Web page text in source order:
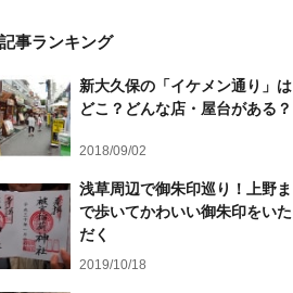
事ランキング
新大久保の「イケメン通り」は
どこ？どんな店・屋台がある？
2018/09/02
浅草周辺で御朱印巡り！上野ま
で歩いてかわいい御朱印をいた
だく
2019/10/18